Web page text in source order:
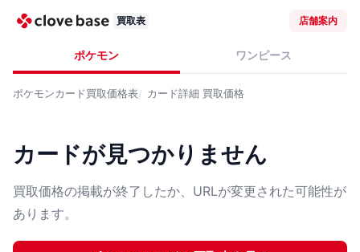
買取表 店舗案内
ポケモン ワンピース
ポケモンカード買取価格表 カード詳細 買取価格
カードが見つかりません
買取価格の掲載が終了したか、URLが変更された可能性が
あります。